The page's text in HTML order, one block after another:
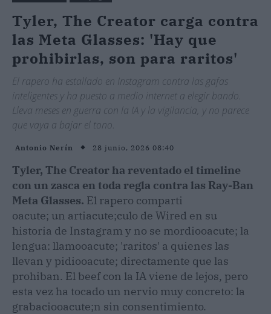
Tyler, The Creator carga contra
las Meta Glasses: 'Hay que
prohibirlas, son para raritos'
El rapero ha estallado en Instagram contra las gafas
inteligentes y ha puesto a medio internet a elegir bando.
Lleva meses en guerra con la IA y la vigilancia, y no parece
que vaya a bajar el tono.
Antonio Nerín 28 junio, 2026 08:40
Tyler, The Creator ha reventado el timeline
con un zasca en toda regla contra las Ray-Ban
Meta Glasses. El rapero comparti
oacute; un artiacute;culo de Wired en su
historia de Instagram y no se mordiooacute; la
lengua: llamooacute; 'raritos' a quienes las
llevan y pidiooacute; directamente que las
prohiban. El beef con la IA viene de lejos, pero
esta vez ha tocado un nervio muy concreto: la
grabaciooacute;n sin consentimiento.